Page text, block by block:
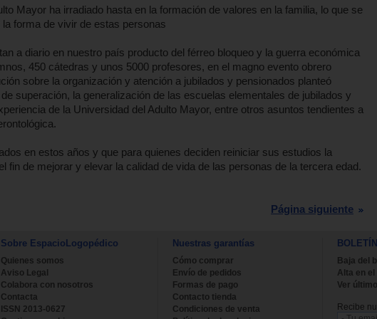
Mayor ha irradiado hasta en la formación de valores en la familia, lo que se
forma de vivir de estas personas
a diario en nuestro país producto del férreo bloqueo y la guerra económica
450 cátedras y unos 5000 profesores, en el magno evento obrero
sobre la organización y atención a jubilados y pensionados planteó
superación, la generalización de las escuelas elementales de jubilados y
de la Universidad del Adulto Mayor, entre otros asuntos tendientes a
en estos años y que para quienes deciden reiniciar sus estudios la
fin de mejorar y elevar la calidad de vida de las personas de la tercera edad.
Página siguiente
Sobre EspacioLogopédico
Quienes somos
Aviso Legal
Colabora con nosotros
Contacta
ISSN 2013-0627
Nuestras garantías
Cómo comprar
Envío de pedidos
Formas de pago
Contacto tienda
Condiciones de venta
BOLETÍN
Baja del
Alta en el
Ver
Recibe